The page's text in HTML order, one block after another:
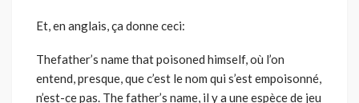
Et, en anglais, ça donne ceci:
Thefather’s name that poisoned himself, où l’on
entend, presque, que c’est le nom qui s’est empoisonné,
n’est-ce pas. The father’s name, il y a une espèce de jeu